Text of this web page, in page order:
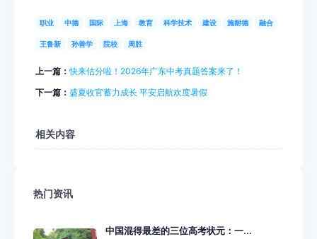
职业 中德 国际 上海 教育 科学技术 建设 施耐德 融合
王鲁新 孙善学 院校 周胜
上一篇：快来估分啦！2026年广东中考真题答案来了！
下一篇： 盛夏收官蓄力成长 平安启航欢度暑假
相关内容
热门资讯
中国混得最差的三位高考状元：一...